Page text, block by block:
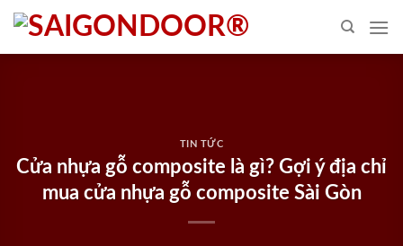
Skip
content
TIN TỨC
Cửa nhựa gỗ composite là gì? Gợi ý địa chỉ
mua cửa nhựa gỗ composite Sài Gòn